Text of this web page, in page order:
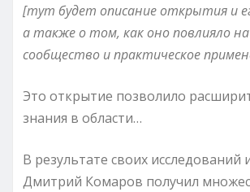
[тут будет описание открытия и
а также о том, как оно повлияло
сообщество и практическое
Это открытие позволило
знания в области…
В результате своих исследований
Дмитрий Комаров получил